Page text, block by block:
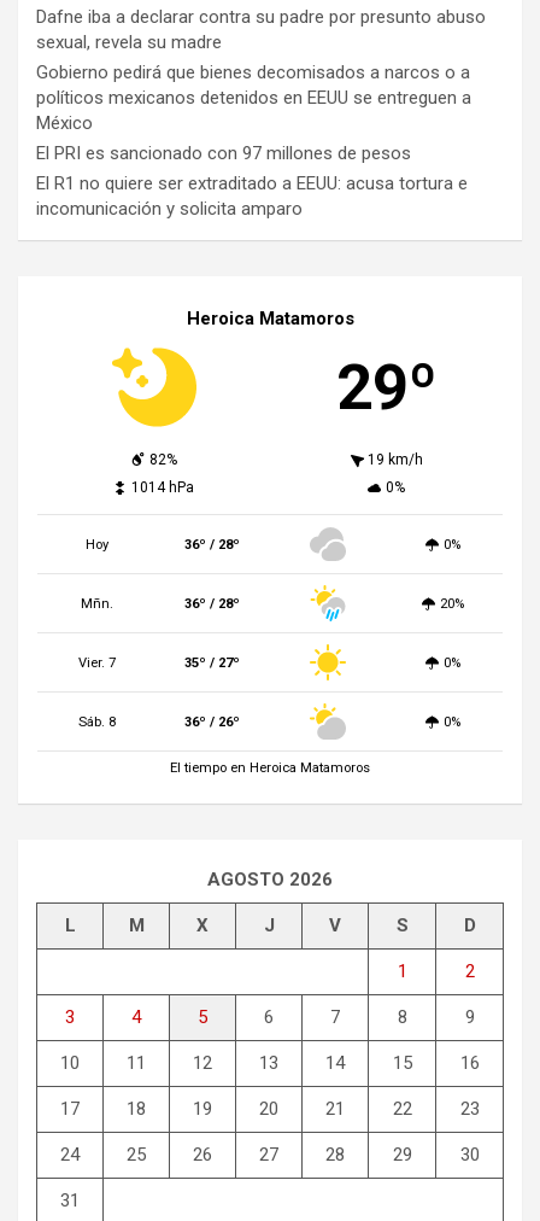
Dafne iba a declarar contra su padre por presunto abuso
sexual, revela su madre
Gobierno pedirá que bienes decomisados a narcos o a
políticos mexicanos detenidos en EEUU se entreguen a
México
El PRI es sancionado con 97 millones de pesos
El R1 no quiere ser extraditado a EEUU: acusa tortura e
incomunicación y solicita amparo
Heroica Matamoros
29º
82%
19 km/h
1014 hPa
0%
Hoy 36º / 28º 0%
Mñn. 36º / 28º 20%
Vier. 7 35º / 27º 0%
Sáb. 8 36º / 26º 0%
El tiempo en Heroica Matamoros
AGOSTO 2026
L M X J V S D
1 2
3 4 5 6 7 8 9
10 11 12 13 14 15 16
17 18 19 20 21 22 23
24 25 26 27 28 29 30
31